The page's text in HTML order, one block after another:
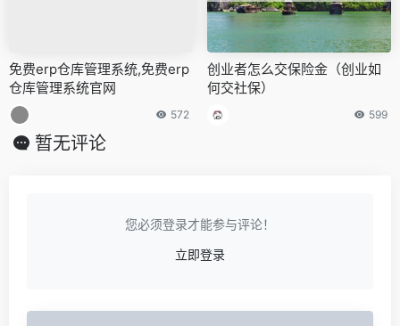
免费erp仓库管理系统,免费erp
仓库管理系统官网
572
创业者怎么交保险金（创业如
何交社保）
599
暂无评论
您必须登录才能参与评论！
立即登录